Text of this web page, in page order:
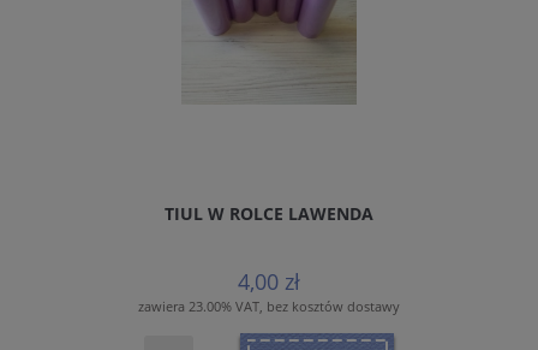
TIUL W ROLCE LAWENDA
4,00 zł
zawiera 23.00% VAT, bez kosztów dostawy